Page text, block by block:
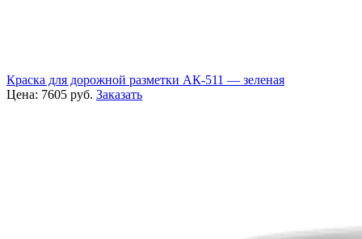
Краска для дорожной разметки АК-511 — зеленая
Цена: 7605 руб. Заказать